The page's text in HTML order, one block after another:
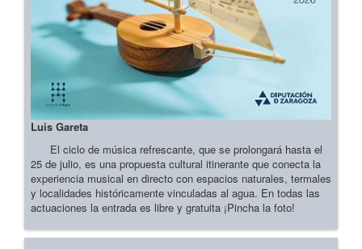
Luis Gareta
El ciclo de música refrescante, que se prolongará hasta el
25 de julio, es una propuesta cultural itinerante que conecta la
experiencia musical en directo con espacios naturales, termales
y localidades históricamente vinculadas al agua. En todas las
actuaciones la entrada es libre y gratuita ¡Pincha la foto!